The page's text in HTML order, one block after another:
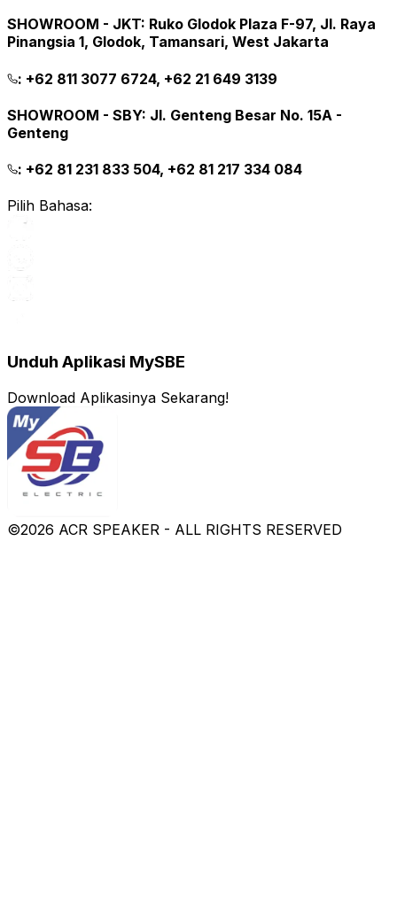
SHOWROOM - JKT: Ruko Glodok Plaza F-97, Jl. Raya
Pinangsia 1, Glodok, Tamansari, West Jakarta
: +62 811 3077 6724, +62 21 649 3139
SHOWROOM - SBY: Jl. Genteng Besar No. 15A -
Genteng
: +62 81 231 833 504, +62 81 217 334 084
Pilih Bahasa:
Unduh Aplikasi MySBE
Download Aplikasinya Sekarang!
©2026 ACR SPEAKER - ALL RIGHTS RESERVED